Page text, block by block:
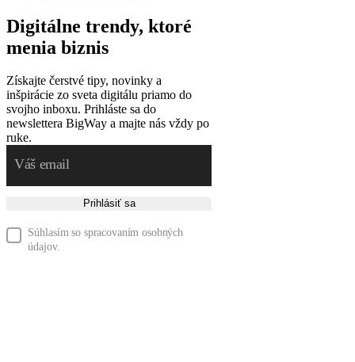
Digitálne trendy, ktoré
menia biznis
Získajte čerstvé tipy, novinky a
inšpirácie zo sveta digitálu priamo do
svojho inboxu. Prihláste sa do
newslettera BigWay a majte nás vždy po
ruke.
Prihlásiť sa
Súhlasím so spracovaním osobných
údajov.